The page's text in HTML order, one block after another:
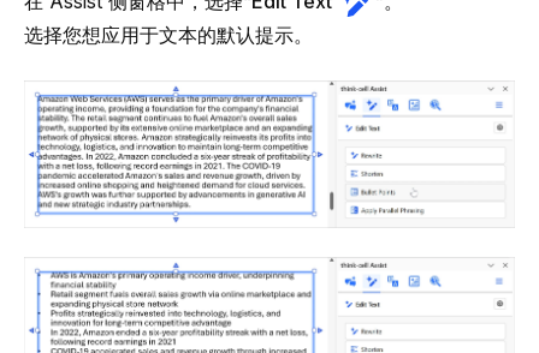
选择您想应用于文本的默认提示。